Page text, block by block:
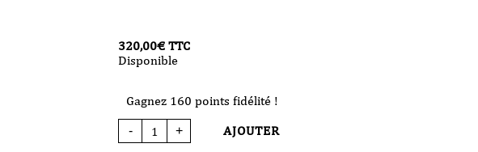
320,00€ TTC
Disponible
Gagnez 160 points fidélité !
-
quantité
de
+ AJOUTER